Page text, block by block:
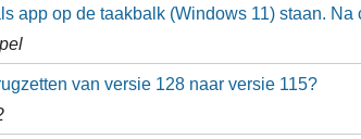
app op de taakbalk (Windows 11) staan. Na
van versie 128 naar versie 115?